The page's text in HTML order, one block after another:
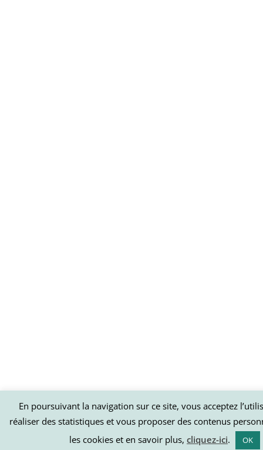
En poursuivant la navigation sur ce site, vous acceptez
réaliser des statistiques et vous proposer des contenus
les cookies et en savoir plus, cliquez-ici. OK